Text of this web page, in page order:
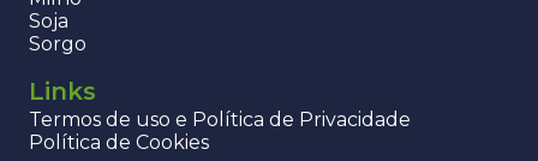
Soja
Sorgo
Links
Termos de uso e Política de Privacidade
Política de Cookies